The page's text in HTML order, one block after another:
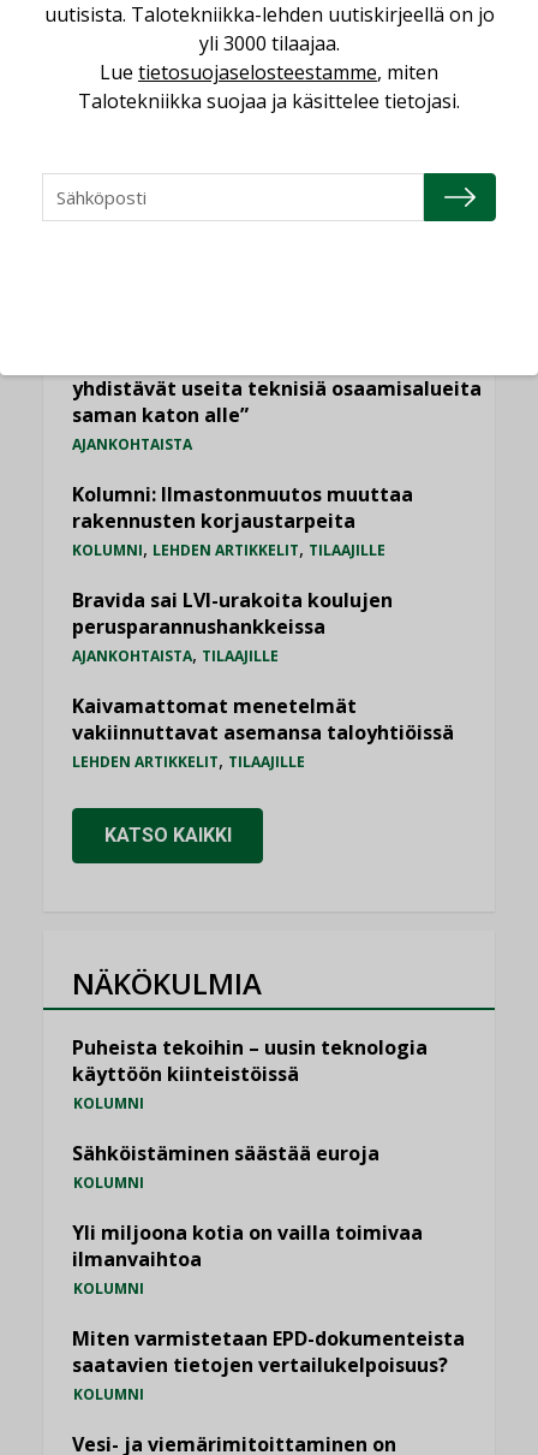
Viikko
yhdistävät useita teknisiä osaamisalueita
saman katon alle”
AJANKOHTAISTA
Kolumni: Ilmastonmuutos muuttaa
rakennusten korjaustarpeita
KOLUMNI, LEHDEN ARTIKKELIT, TILAAJILLE
Bravida sai LVI-urakoita koulujen
perusparannushankkeissa
AJANKOHTAISTA, TILAAJILLE
Kaivamattomat menetelmät
vakiinnuttavat asemansa taloyhtiöissä
LEHDEN ARTIKKELIT, TILAAJILLE
KATSO KAIKKI
NÄKÖKULMIA
Puheista tekoihin – uusin teknologia
käyttöön kiinteistöissä
KOLUMNI
Sähköistäminen säästää euroja
KOLUMNI
Yli miljoona kotia on vailla toimivaa
ilmanvaihtoa
KOLUMNI
Miten varmistetaan EPD-dokumenteista
saatavien tietojen vertailukelpoisuus?
KOLUMNI
Vesi- ja viemärimitoittaminen on
uutisista. Talotekniikka-lehden uutiskirjeellä on jo
yli 3000 tilaajaa.
Lue tietosuojaselosteestamme, miten
Talotekniikka suojaa ja käsittelee tietojasi.